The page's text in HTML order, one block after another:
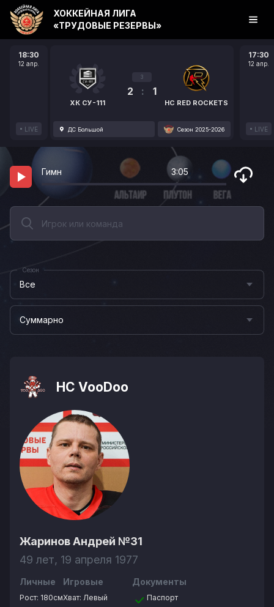
18:30
12 апр.
LIVE
ХК СУ-111
3
2 : 1
HC RED ROCKETS
ДС Большой Сезон 2025-2026
17:30
12 апр.
LIVE
ХОККЕЙНАЯ ЛИГА
«ТРУДОВЫЕ РЕЗЕРВЫ»
Гимн 3:05
Все
Сезон
Суммарно
HC VooDoo
Жаринов Андрей №31
49 лет, 19 апреля 1977
Личные
Рост: 180см
Игровые
Хват: Левый
Документы
Паспорт